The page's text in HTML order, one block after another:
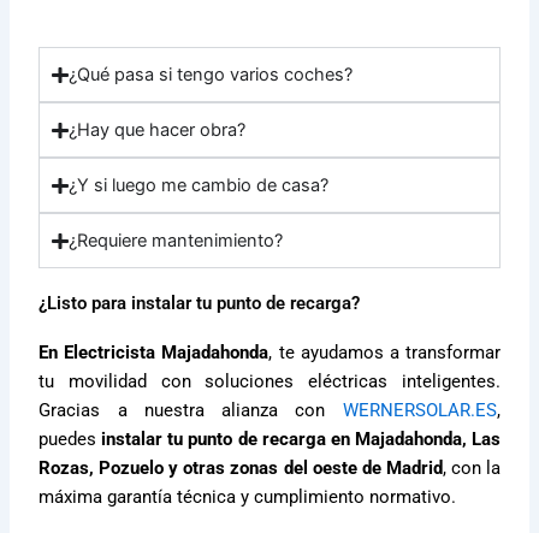
¿Qué pasa si tengo varios coches?
¿Hay que hacer obra?
¿Y si luego me cambio de casa?
¿Requiere mantenimiento?
¿Listo para instalar tu punto de recarga?
En Electricista Majadahonda, te ayudamos a transformar
tu movilidad con soluciones eléctricas inteligentes.
Gracias a nuestra alianza con WERNERSOLAR.ES,
puedes instalar tu punto de recarga en Majadahonda, Las
Rozas, Pozuelo y otras zonas del oeste de Madrid, con la
máxima garantía técnica y cumplimiento normativo.